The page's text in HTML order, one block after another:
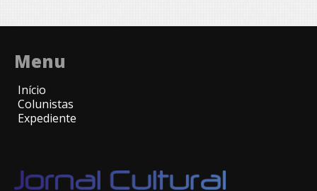
Menu
Início
Colunistas
Expediente